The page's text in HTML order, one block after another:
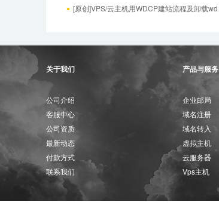
[原创]VPS/云主机用WDCP建站流程及卸载wd
关于我们
公司介绍
客服中心
公司资质
最新动态
付款方式
联系我们
产品与服务
企业邮局
域名注册
域名转入
虚拟主机
云服务器
Vps主机